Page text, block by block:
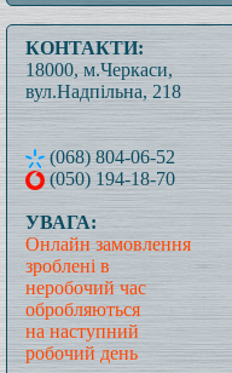
КОНТАКТИ:
18000, м.Черкаси,
вул.Надпільна, 218
(068) 804-06-52
(050) 194-18-70
УВАГА:
Онлайн замовлення
зроблені в
неробочий час
обробляються
на наступний
робочий день